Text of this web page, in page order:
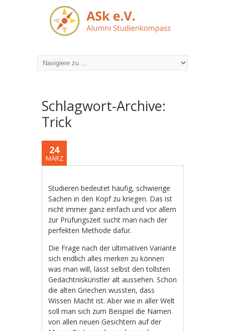
Schlagwort-Archive:
Trick
24
MÄRZ
Studieren bedeutet häufig, schwierige
Sachen in den Kopf zu kriegen. Das ist
nicht immer ganz einfach und vor allem
zur Prüfungszeit sucht man nach der
perfekten Methode dafür.
Die Frage nach der ultimativen Variante
sich endlich alles merken zu können
was man will, lässt selbst den tollsten
Gedächtniskünstler alt aussehen. Schon
die alten Griechen wussten, dass
Wissen Macht ist. Aber wie in aller Welt
soll man sich zum Beispiel die Namen
von allen neuen Gesichtern auf der